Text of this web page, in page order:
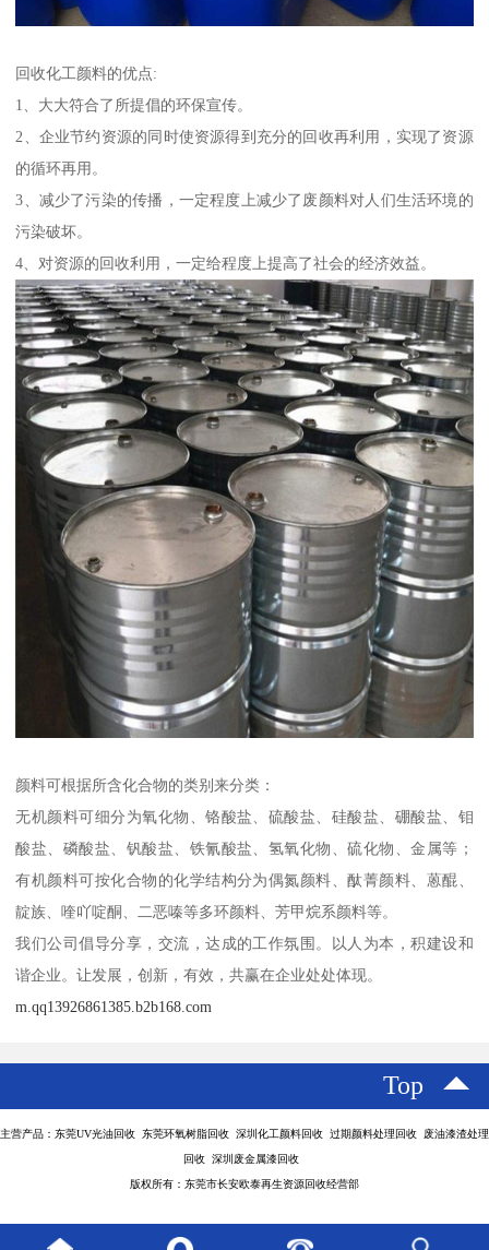
回收化工颜料的优点:
1、大大符合了所提倡的环保宣传。
2、企业节约资源的同时使资源得到充分的回收再利用，实现了资源
的循环再用。
3、减少了污染的传播，一定程度上减少了废颜料对人们生活环境的
污染破坏。
4、对资源的回收利用，一定给程度上提高了社会的经济效益。
颜料可根据所含化合物的类别来分类：
无机颜料可细分为氧化物、铬酸盐、硫酸盐、硅酸盐、硼酸盐、钼
酸盐、磷酸盐、钒酸盐、铁氰酸盐、氢氧化物、硫化物、金属等；
有机颜料可按化合物的化学结构分为偶氮颜料、酞菁颜料、蒽醌、
靛族、喹吖啶酮、二恶嗪等多环颜料、芳甲烷系颜料等。
我们公司倡导分享，交流，达成的工作氛围。以人为本，积建设和
谐企业。让发展，创新，有效，共赢在企业处处体现。
m.qq13926861385.b2b168.com
Top
主营产品：东莞UV光油回收 东莞环氧树脂回收 深圳化工颜料回收 过期颜料处理回收 废油漆渣处理
回收 深圳废金属漆回收
版权所有：东莞市长安欧泰再生资源回收经营部